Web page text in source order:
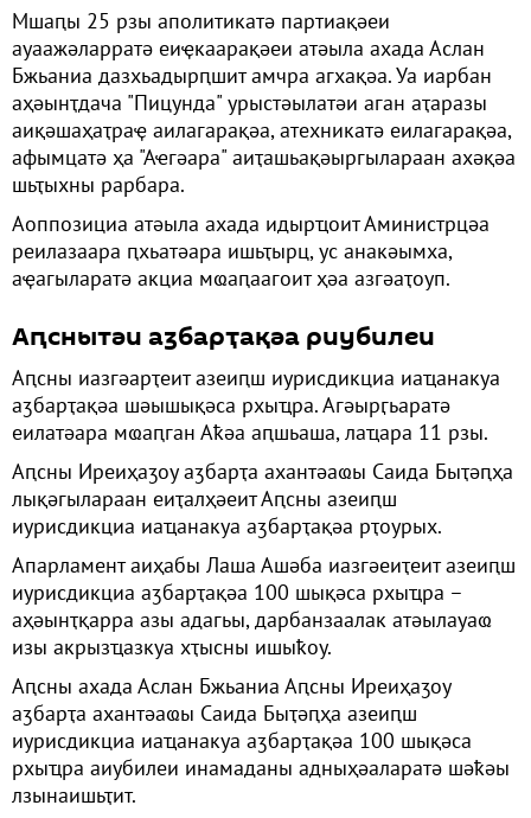
Мшаԥы 25 рзы аполитикатә партиақәеи
ауаажәларратә еиҿкаарақәеи атәыла ахада Аслан
Бжьаниа дазхьадырԥшит амчра агхақәа. Уа иарбан
аҳәынҭдача "Пицунда" урыстәылатәи аган аҭаразы
аиқәшаҳаҭраҿ аилагарақәа, атехникатә еилагарақәа,
афымцатә ҳа "Аҽгәара" аиҭашьақәыргылараан ахәқәа
шьҭыхны рарбара.
Аоппозициа атәыла ахада идырҵоит Аминистрцәа
реилазаара ԥхьатәара ишьҭырц, ус анакәымха,
аҿагыларатә акциа мҩаԥаагоит ҳәа азгәаҭоуп.
Аԥснытәи аӡбарҭақәа риубилеи
Аԥсны иазгәарҭеит азеиԥш иурисдикциа иаҵанакуа
аӡбарҭақәа шәышықәса рхыҵра. Агәырӷьаратә
еилатәара мҩаԥган Аҟәа аԥшьаша, лаҵара 11 рзы.
Аԥсны Иреиҳаӡоу аӡбарҭа ахантәаҩы Саида Быҭәԥҳа
лықәгылараан еиҭалҳәеит Аԥсны азеиԥш
иурисдикциа иаҵанакуа аӡбарҭақәа рҭоурых.
Апарламент аиҳабы Лаша Ашәба иазгәеиҭеит азеиԥш
иурисдикциа аӡбарҭақәа 100 шықәса рхыҵра –
аҳәынҭқарра азы адагьы, дарбанзаалак атәылауаҩ
изы акрызҵазкуа хҭысны ишыҟоу.
Аԥсны ахада Аслан Бжьаниа Аԥсны Иреиҳаӡоу
аӡбарҭа ахантәаҩы Саида Быҭәԥҳа азеиԥш
иурисдикциа иаҵанакуа аӡбарҭақәа 100 шықәса
рхыҵра аиубилеи инамаданы адныҳәаларатә шәҟәы
лзынаишьҭит.